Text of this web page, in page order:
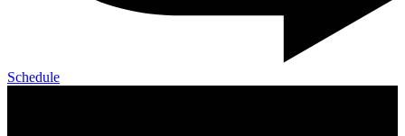
Schedule